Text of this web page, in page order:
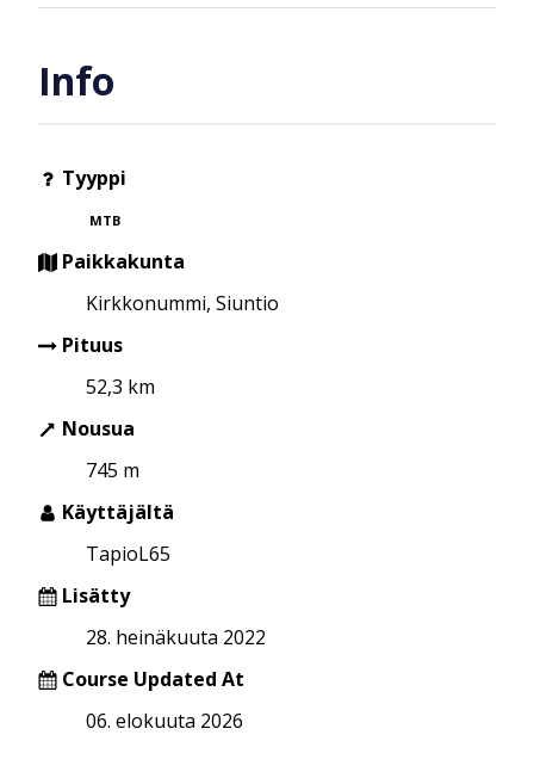
Info
Tyyppi
MTB
Paikkakunta
Kirkkonummi, Siuntio
Pituus
52,3 km
Nousua
745 m
Käyttäjältä
TapioL65
Lisätty
28. heinäkuuta 2022
Course Updated At
06. elokuuta 2026